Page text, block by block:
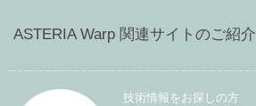
ASTERIA Warp 関連サイトのご紹介
技術情報をお探しの方